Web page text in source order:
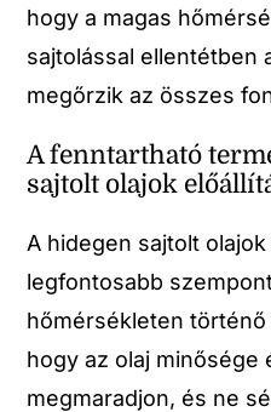
hogy a magas
sajtolással ellentétben
megőrzik az összes
A fenntartható
sajtolt olajok
A hidegen sajtolt
legfontosabb
hőmérsékleten
hogy az olaj minősége
megmaradjon, és ne